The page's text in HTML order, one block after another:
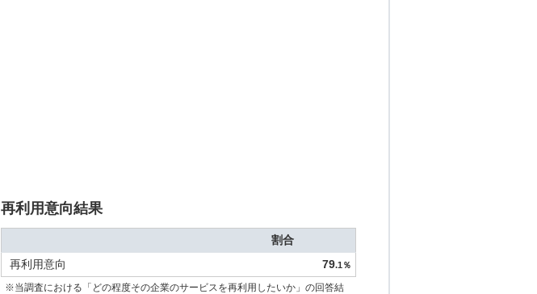
再利用意向結果
割合
再利用意向
79.1％
※当調査における「どの程度その企業のサービスを再利用したいか」の回答結